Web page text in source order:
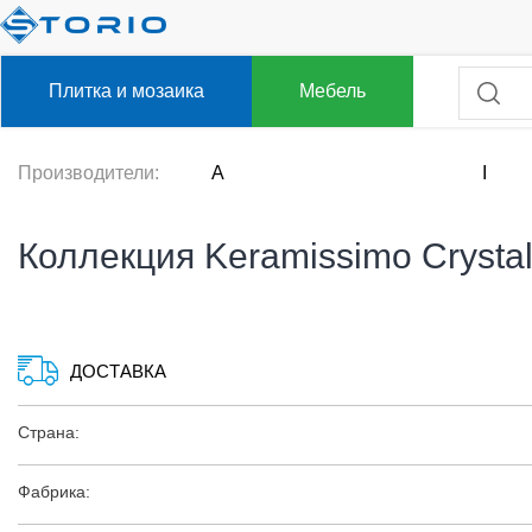
Плитка и мозаика Мебель
Производители: A
Коллекция Keramissimo Crystal
ДОСТАВКА
Страна:
Фабрика: